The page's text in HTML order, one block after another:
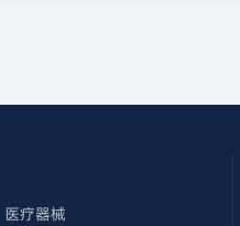
医疗器械